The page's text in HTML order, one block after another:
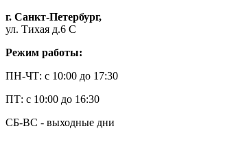
г. Санкт-Петербург,
ул. Тихая д.6 С
Режим работы:
ПН-ЧТ: с 10:00 до 17:30
ПТ: с 10:00 до 16:30
СБ-ВС - выходные дни